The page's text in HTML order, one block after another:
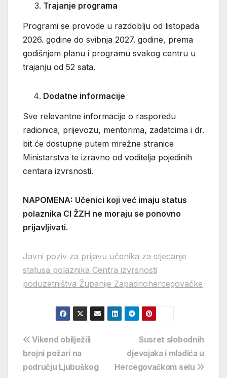
Trajanje programa
Programi se provode u razdoblju od listopada
2026. godine do svibnja 2027. godine, prema
godišnjem planu i programu svakog centru u
trajanju od 52 sata.
Dodatne informacije
Sve relevantne informacije o rasporedu
radionica, prijevozu, mentorima, zadatcima i dr.
bit će dostupne putem mrežne stranice
Ministarstva te izravno od voditelja pojedinih
centara izvrsnosti.
NAPOMENA: Učenici koji već imaju status
polaznika CI ŽZH ne moraju se ponovno
prijavljivati.
Javni poziv za prijavu učenika za stjecanje
statusa polaznika Centra izvrsnosti
poduzetništva Županije Zapadnohercegovačke
Navigacija
objava
Susret slobodnih
djevojaka i mladića u
Hercegovačkom selu
Vikend obilježili
brojni požari na
području Ljubuškog